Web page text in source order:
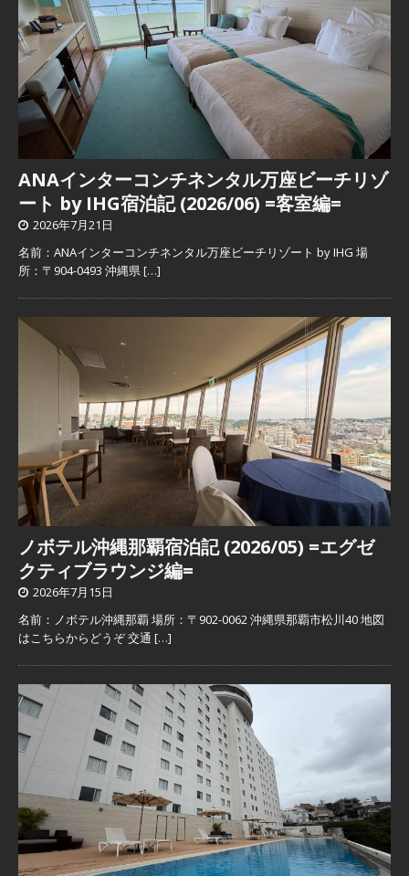
ANAインターコンチネンタル万座ビーチリゾ
ート by IHG宿泊記 (2026/06) =客室編=
2026年7月21日
名前：ANAインターコンチネンタル万座ビーチリゾート by IHG 場
所：〒904-0493 沖縄県[…]
ノボテル沖縄那覇宿泊記 (2026/05) =エグゼ
クティブラウンジ編=
2026年7月15日
名前：ノボテル沖縄那覇 場所：〒902-0062 沖縄県那覇市松川40 地図
はこちらからどうぞ 交通 […]